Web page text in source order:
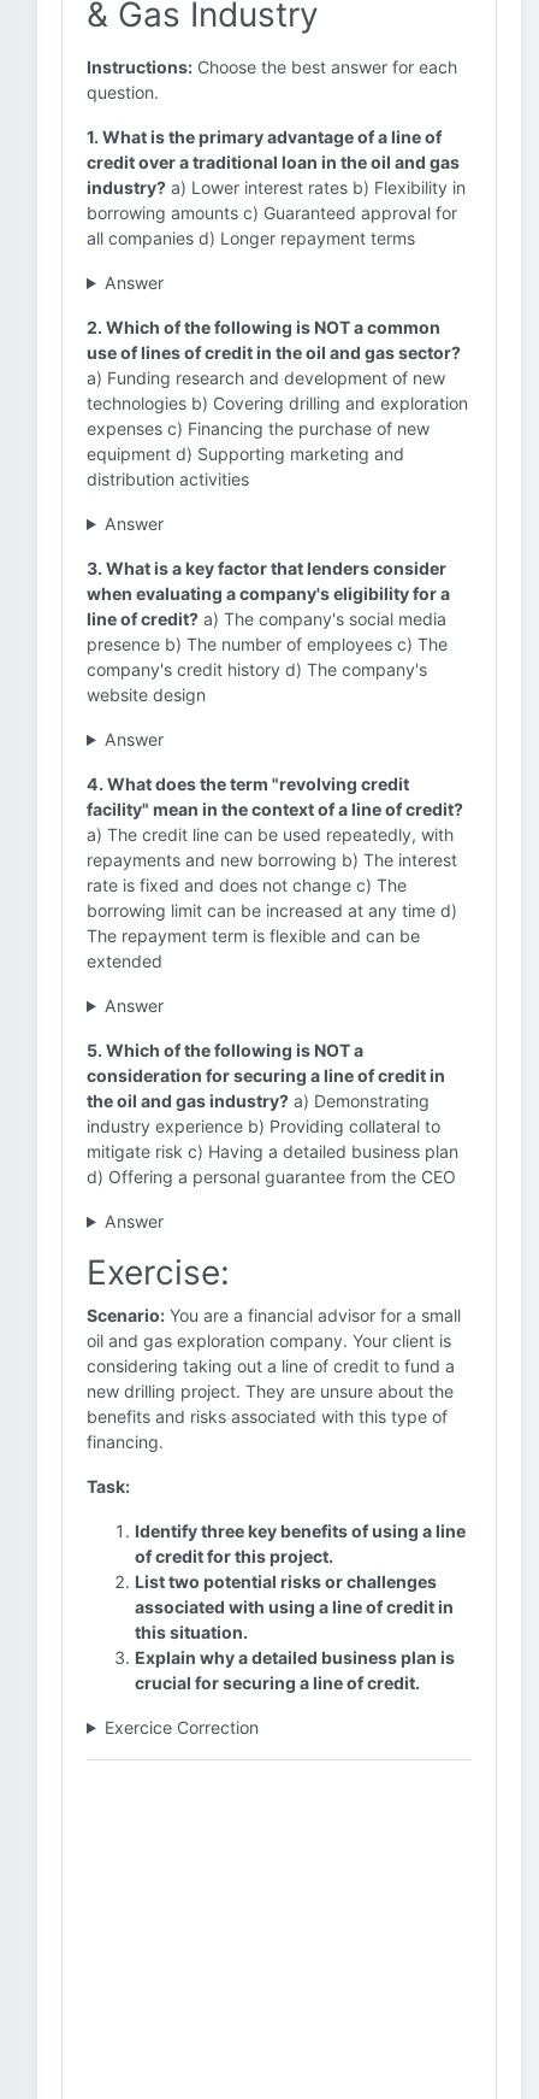
& Gas Industry
Instructions: Choose the best answer for each
question.
1. What is the primary advantage of a line of
credit over a traditional loan in the oil and gas
industry? a) Lower interest rates b) Flexibility in
borrowing amounts c) Guaranteed approval for
all companies d) Longer repayment terms
Answer
2. Which of the following is NOT a common
use of lines of credit in the oil and gas sector?
a) Funding research and development of new
technologies b) Covering drilling and exploration
expenses c) Financing the purchase of new
equipment d) Supporting marketing and
distribution activities
Answer
3. What is a key factor that lenders consider
when evaluating a company's eligibility for a
line of credit? a) The company's social media
presence b) The number of employees c) The
company's credit history d) The company's
website design
Answer
4. What does the term "revolving credit
facility" mean in the context of a line of credit?
a) The credit line can be used repeatedly, with
repayments and new borrowing b) The interest
rate is fixed and does not change c) The
borrowing limit can be increased at any time d)
The repayment term is flexible and can be
extended
Answer
5. Which of the following is NOT a
consideration for securing a line of credit in
the oil and gas industry? a) Demonstrating
industry experience b) Providing collateral to
mitigate risk c) Having a detailed business plan
d) Offering a personal guarantee from the CEO
Answer
Exercise:
Scenario: You are a financial advisor for a small
oil and gas exploration company. Your client is
considering taking out a line of credit to fund a
new drilling project. They are unsure about the
benefits and risks associated with this type of
financing.
Task:
Identify three key benefits of using a line
of credit for this project.
List two potential risks or challenges
associated with using a line of credit in
this situation.
Explain why a detailed business plan is
crucial for securing a line of credit.
Exercice Correction